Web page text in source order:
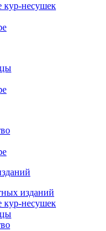
кур-несушек
изданий
кур-несушек